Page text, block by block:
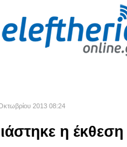
2013 08:24
η έκθεση